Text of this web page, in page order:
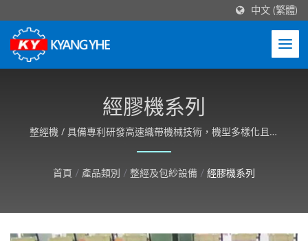
中文 (繁體)
經膠機系列
整經機 / 具備專利研發高速織帶機械技術，機型多樣化且機
台結構穩定性高，並可依客戶需求客製化。
首頁 / 產品類別 / 整經及包紗設備 / 經膠機系列